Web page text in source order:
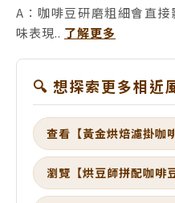
A：咖啡豆研磨粗細會直
味表現.. 了解更多
🔍 想探索更多相近
查看【黃金烘焙濾掛咖
瀏覽【烘豆師拼配咖啡